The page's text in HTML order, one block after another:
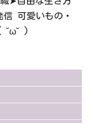
可愛いもの・
˘ω˘ )